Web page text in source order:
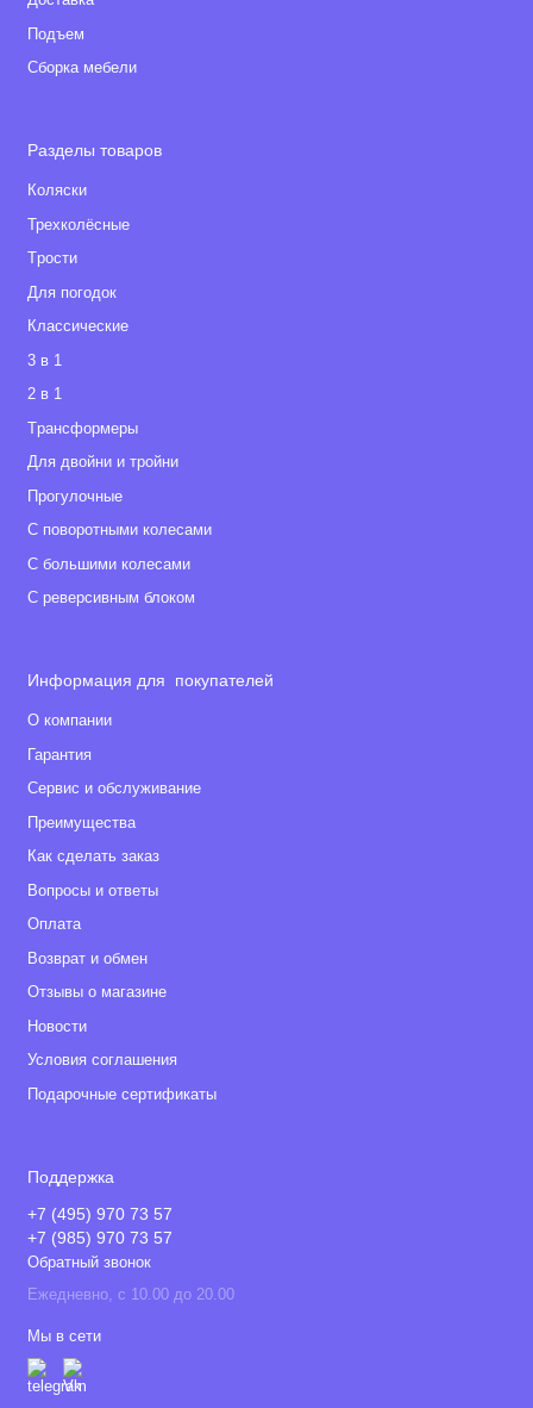
Подъем
Сборка мебели
Разделы товаров
Коляски
Трехколёсные
Tрости
Для погодок
Классические
3 в 1
2 в 1
Tрансформеры
Для двойни и тройни
Прогулочные
С поворотными колесами
С большими колесами
С реверсивным блоком
Информация для покупателей
О компании
Гарантия
Сервис и обслуживание
Преимущества
Как сделать заказ
Вопросы и ответы
Оплата
Возврат и обмен
Отзывы о магазине
Новости
Условия соглашения
Подарочные сертификаты
Поддержка
+7 (495) 970 73 57
+7 (985) 970 73 57
Обратный звонок
Ежедневно, с 10.00 до 20.00
Мы в сети